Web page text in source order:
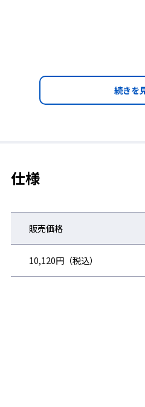
仕様
販売価格
10,120円（税込）